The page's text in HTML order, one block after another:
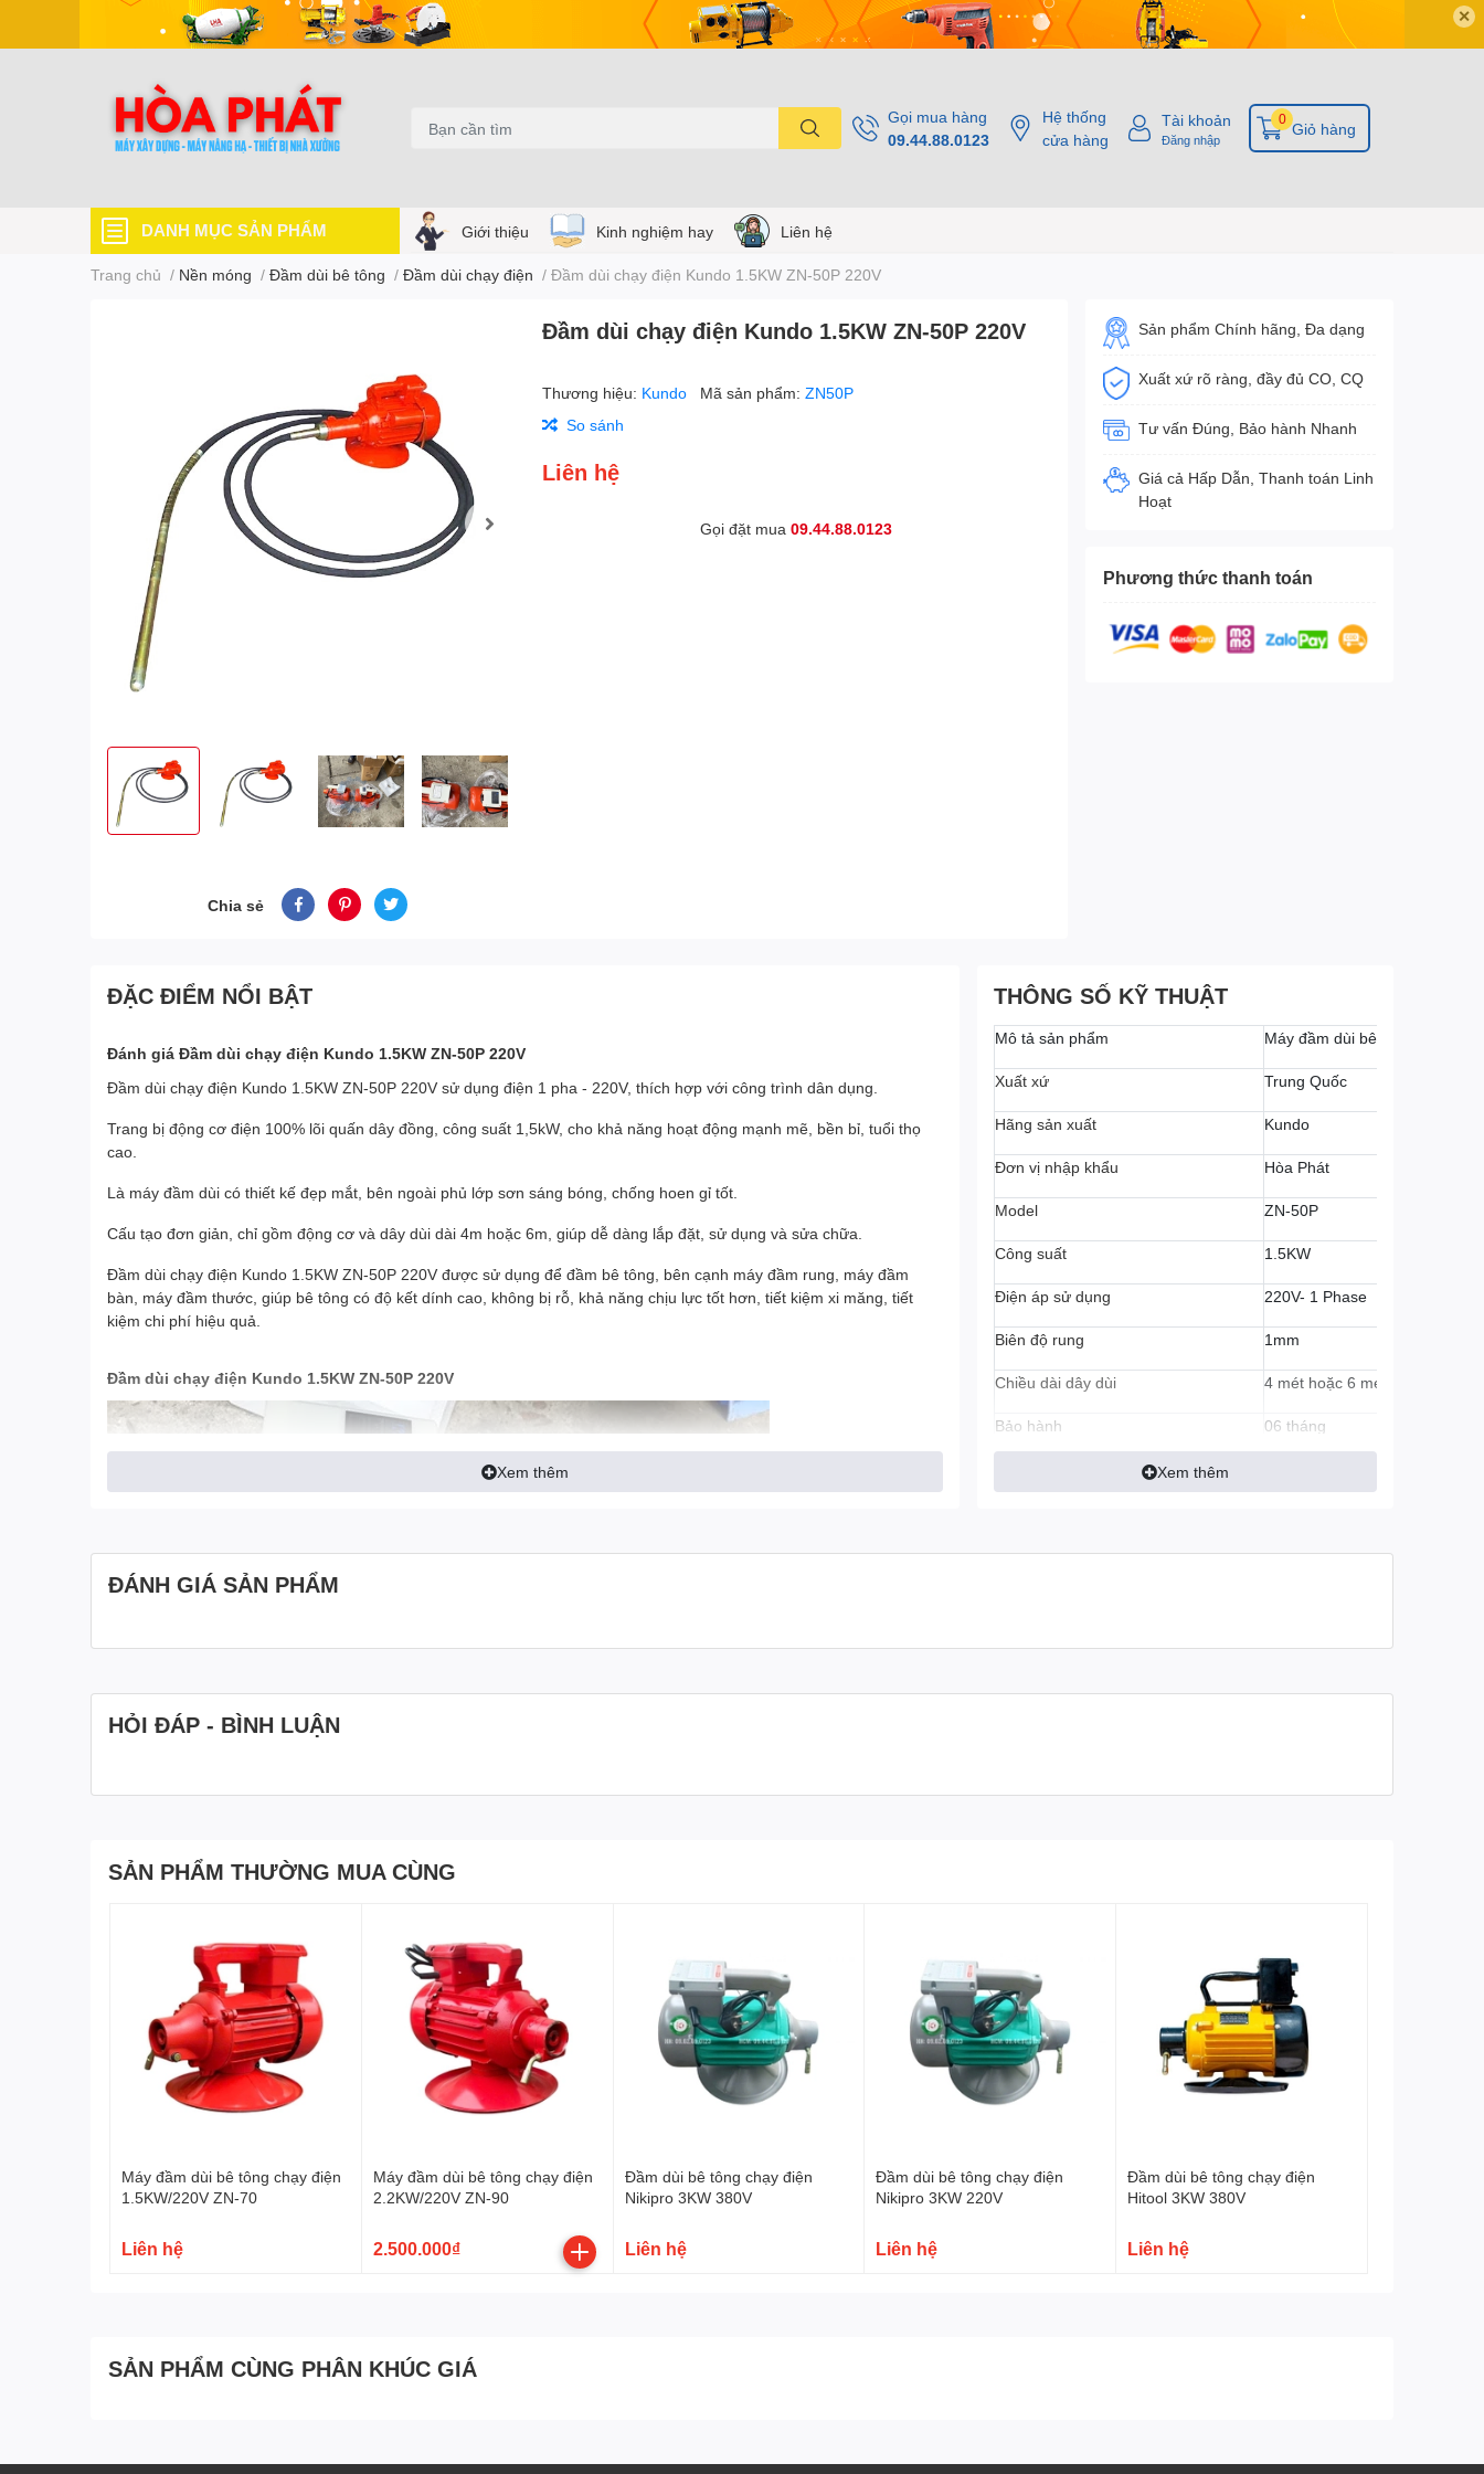
✕
Gọi mua hàng
09.44.88.0123
Hệ thống
cửa hàng
Tài khoản
Đăng nhập
Giỏ hàng
0
DANH MỤC SẢN PHẨM Giới thiệu Kinh nghiệm hay Liên hệ
Trang chủ / Nền móng / Đầm dùi bê tông / Đầm dùi chạy điện / Đầm dùi chạy điện Kundo 1.5KW ZN-50P 220V
Chia sẻ
Đầm dùi chạy điện Kundo 1.5KW ZN-50P 220V
Thương hiệu: Kundo Mã sản phẩm:ZN50P
So sánh
Liên hệ
Gọi đặt mua09.44.88.0123
Sản phẩm Chính hãng, Đa dạng
Xuất xứ rõ ràng, đầy đủ CO, CQ
Tư vấn Đúng, Bảo hành Nhanh
Giá cả Hấp Dẫn, Thanh toán Linh
Hoạt
Phương thức thanh toán
ĐẶC ĐIỂM NỔI BẬT
Đánh giá Đầm dùi chạy điện Kundo 1.5KW ZN-50P 220V
Đầm dùi chạy điện Kundo 1.5KW ZN-50P 220V sử dụng điện 1 pha - 220V, thích hợp với công trình dân dụng.
Trang bị động cơ điện 100% lõi quấn dây đồng, công suất 1,5kW, cho khả năng hoạt động mạnh mẽ, bền bỉ, tuổi thọ
cao.
Là máy đầm dùi có thiết kế đẹp mắt, bên ngoài phủ lớp sơn sáng bóng, chống hoen gỉ tốt.
Cấu tạo đơn giản, chỉ gồm động cơ và dây dùi dài 4m hoặc 6m, giúp dễ dàng lắp đặt, sử dụng và sửa chữa.
Đầm dùi chạy điện Kundo 1.5KW ZN-50P 220V được sử dụng để đầm bê tông, bên cạnh máy đầm rung, máy đầm
bàn, máy đầm thước, giúp bê tông có độ kết dính cao, không bị rỗ, khả năng chịu lực tốt hơn, tiết kiệm xi măng, tiết
kiệm chi phí hiệu quả.
Đầm dùi chạy điện Kundo 1.5KW ZN-50P 220V
Xem thêm
THÔNG SỐ KỸ THUẬT
Mô tả sản phẩm Máy đầm dùi bê tông chạy điện
Xuất xứ Trung Quốc
Hãng sản xuất Kundo
Đơn vị nhập khẩu Hòa Phát
Model ZN-50P
Công suất 1.5KW
Điện áp sử dụng 220V- 1 Phase
Biên độ rung 1mm
Chiều dài dây dùi 4 mét hoặc 6 mét
Bảo hành 06 tháng
Xem thêm
ĐÁNH GIÁ SẢN PHẨM
HỎI ĐÁP - BÌNH LUẬN
SẢN PHẨM THƯỜNG MUA CÙNG
Máy đầm dùi bê tông chạy điện
1.5KW/220V ZN-70
Liên hệ
Máy đầm dùi bê tông chạy điện
2.2KW/220V ZN-90
2.500.000₫
Đầm dùi bê tông chạy điện
Nikipro 3KW 380V
Liên hệ
Đầm dùi bê tông chạy điện
Nikipro 3KW 220V
Liên hệ
Đầm dùi bê tông chạy điện
Hitool 3KW 380V
Liên hệ
SẢN PHẨM CÙNG PHÂN KHÚC GIÁ